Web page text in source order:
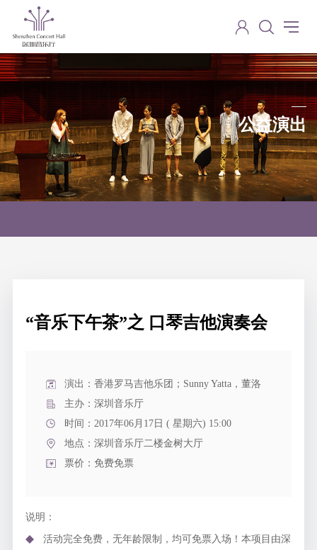
公益演出
Charity performance
“音乐下午茶”之 口琴吉他演奏会
演出：香港罗马吉他乐团；Sunny Yatta，董洛
主办：深圳音乐厅
时间：2017年06月17日 ( 星期六) 15:00
地点： 深圳音乐厅二楼金树大厅
票价：免费免票
说明：
活动完全免费，无年龄限制，均可免票入场！本项目由深